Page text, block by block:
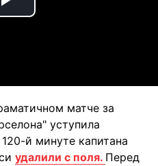
Play
матче за
уступила
й минуте капитана
удалили с поля. Перед